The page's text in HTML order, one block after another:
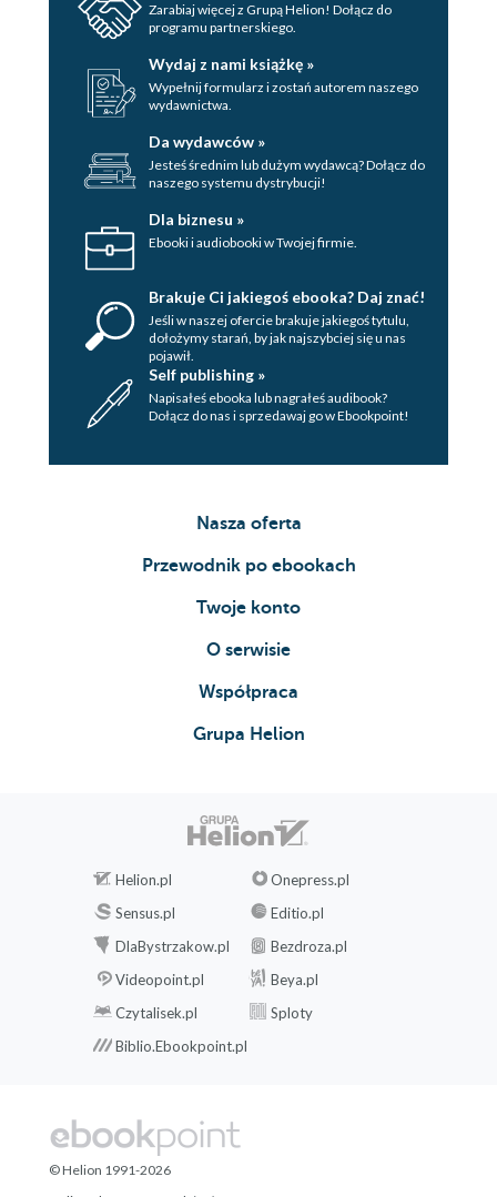
Zarabiaj więcej z Grupą Helion! Dołącz do
programu partnerskiego.
Wydaj z nami książkę »
Wypełnij formularz i zostań autorem naszego
wydawnictwa.
Da wydawców »
Jesteś średnim lub dużym wydawcą? Dołącz do
naszego systemu dystrybucji!
Dla biznesu »
Ebooki i audiobooki w Twojej firmie.
Brakuje Ci jakiegoś ebooka? Daj znać!
Jeśli w naszej ofercie brakuje jakiegoś tytulu,
dołożymy starań, by jak najszybciej się u nas
pojawił.
Self publishing »
Napisałeś ebooka lub nagrałeś audibook?
Dołącz do nas i sprzedawaj go w Ebookpoint!
Nasza oferta
Przewodnik po ebookach
Twoje konto
O serwisie
Współpraca
Grupa Helion
Helion.pl
Onepress.pl
Sensus.pl
Editio.pl
DlaBystrzakow.pl
Bezdroza.pl
Videopoint.pl
Beya.pl
Czytalisek.pl
Sploty
Biblio.Ebookpoint.pl
© Helion 1991-2026